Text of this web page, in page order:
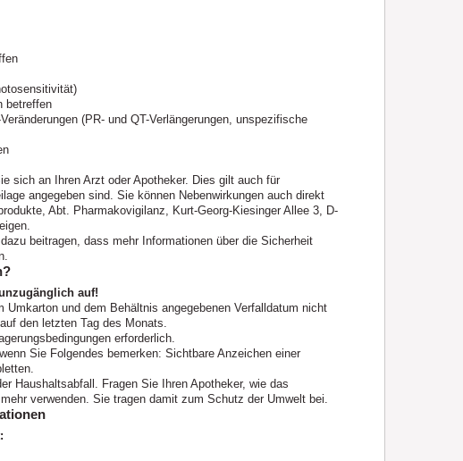
betreffen
(PR- und QT-Verlängerungen, unspezifische
sich an Ihren Arzt oder Apotheker. Dies gilt auch für
angegeben sind. Sie können Nebenwirkungen auch direkt
Abt. Pharmakovigilanz, Kurt-Georg-Kiesinger Allee 3, D-
beitragen, dass mehr Informationen über die Sicherheit
auf!
und dem Behältnis angegebenen Verfalldatum nicht
den letzten Tag des Monats.
erforderlich.
Sie Folgendes bemerken: Sichtbare Anzeichen einer
Haushaltsabfall. Fragen Sie Ihren Apotheker, wie das
verwenden. Sie tragen damit zum Schutz der Umwelt bei.